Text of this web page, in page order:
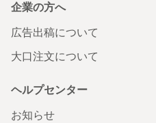
企業の方へ
広告出稿について
大口注文について
ヘルプセンター
お知らせ